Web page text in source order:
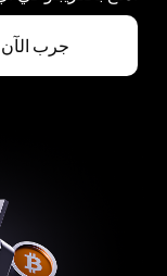
جرب الآن